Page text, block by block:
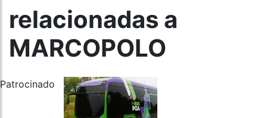
relacionadas a
MARCOPOLO
Patrocinado